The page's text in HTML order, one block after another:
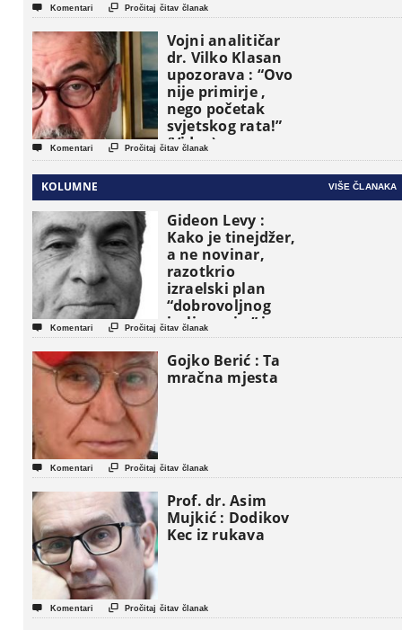
 Komentari  Pročitaj čitav članak
Vojni analitičar
dr. Vilko Klasan
upozorava : “Ovo
nije primirje ,
nego početak
svjetskog rata!”
(Video)
 Komentari  Pročitaj čitav članak
KOLUMNE VIŠE ČLANAKA
Gideon Levy :
Kako je tinejdžer,
a ne novinar,
razotkrio
izraelski plan
“dobrovoljnog
iseljavanja ” iz
Gaze
 Komentari  Pročitaj čitav članak
Gojko Berić : Ta
mračna mjesta
 Komentari  Pročitaj čitav članak
Prof. dr. Asim
Mujkić : Dodikov
Kec iz rukava
 Komentari  Pročitaj čitav članak